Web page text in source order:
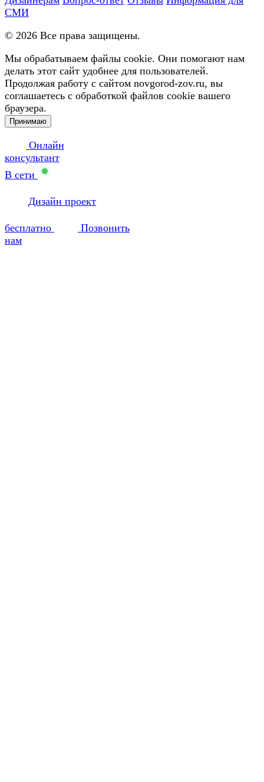
СМИ
© 2026 Все права защищены.
Мы обрабатываем файлы cookie. Они помогают нам
делать этот сайт удобнее для пользователей.
Продолжая работу с сайтом novgorod-zov.ru, вы
соглашаетесь с обработкой файлов cookie вашего
браузера.
Принимаю
Онлайн
консультант
В сети
Дизайн проект
бесплатно
Позвонить
нам